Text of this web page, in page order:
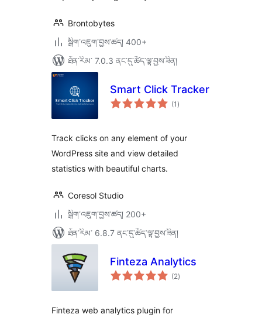
Brontobytes
སྒྲིག་འཇུག་བྱས་ཚད། 400+
ཐོན་རིམ་ 7.0.3 ནང་དུ་ཚོད་ལྟ་བྱས་ཟིན།
Smart Click Tracker
(1 གདེང་
འཇོག་
)
Track clicks on any element of your
WordPress site and view detailed
statistics with beautiful charts.
Coresol Studio
སྒྲིག་འཇུག་བྱས་ཚད། 200+
ཐོན་རིམ་ 6.8.7 ནང་དུ་ཚོད་ལྟ་བྱས་ཟིན།
Finteza Analytics
(2གདེང་
འཇོག་
)
Finteza web analytics plugin for